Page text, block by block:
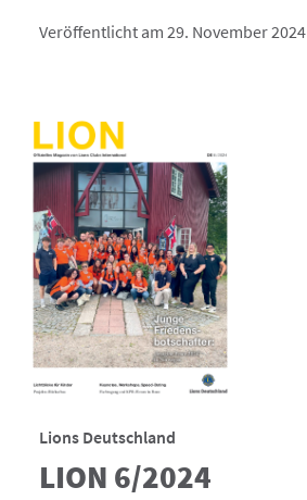
Veröffentlicht am 29. November 2024
Lions Deutschland
LION 6/2024